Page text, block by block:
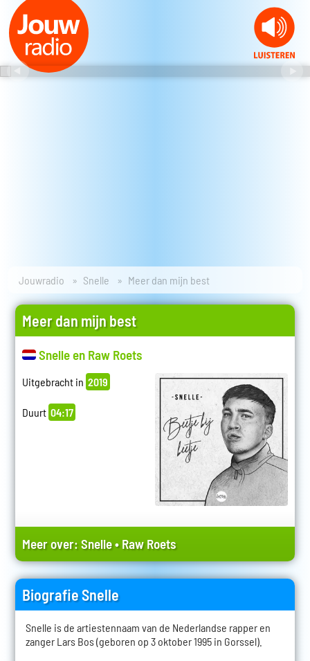
Jouwradio Snelle Meer dan mijn best
Meer dan mijn best
Snelle en Raw Roets
Uitgebracht in 2019
Duurt 04:17
Meer over:Snelle•Raw Roets
Biografie Snelle
Snelle is de artiestennaam van de Nederlandse rapper en
zanger Lars Bos (geboren op 3 oktober 1995 in Gorssel).